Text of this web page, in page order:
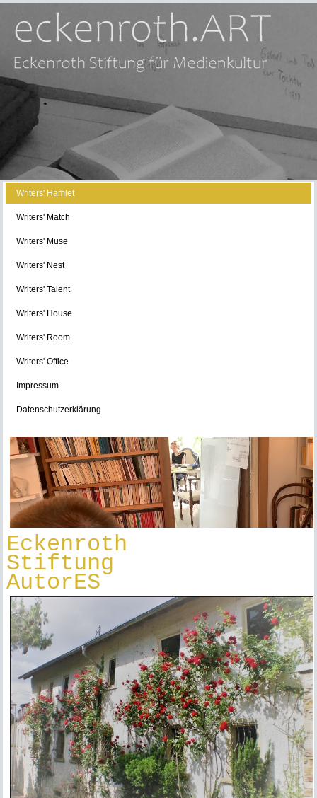
Writers' Hamlet
Writers' Match
Writers' Muse
Writers' Nest
Writers' Talent
Writers' House
Writers' Room
Writers' Office
Impressum
Datenschutzerklärung
Eckenroth
Stiftung
AutorES